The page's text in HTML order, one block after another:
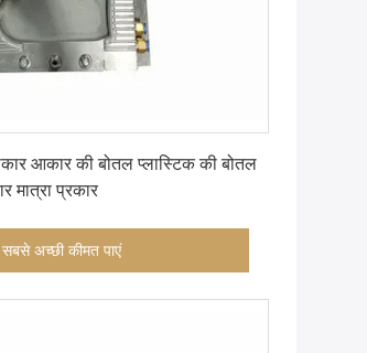
आकार की बोतल प्लास्टिक की बोतल
मात्रा प्रकार
सबसे अच्छी कीमत पाएं